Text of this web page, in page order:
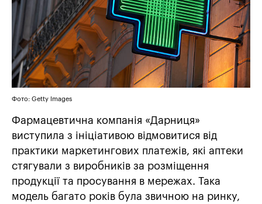
Фото: Getty Images
Фармацевтична компанія «Дарниця»
виступила з ініціативою відмовитися від
практики маркетингових платежів, які аптеки
стягували з виробників за розміщення
продукції та просування в мережах. Така
модель багато років була звичною на ринку,